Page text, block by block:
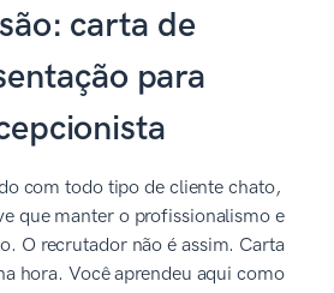
carta de
para
com todo tipo de cliente chato,
que manter o profissionalismo e
O recrutador não é assim. Carta
hora. Você aprendeu aqui como